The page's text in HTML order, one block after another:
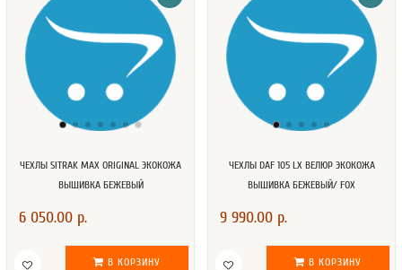
ЧЕХЛЫ SITRAK MAX ORIGINAL ЭКОКОЖА
ВЫШИВКА БЕЖЕВЫЙ
6 050.00 р.
В КОРЗИНУ
ЧЕХЛЫ DAF 105 LX ВЕЛЮР ЭКОКОЖА
ВЫШИВКА БЕЖЕВЫЙ/ FOX
9 990.00 р.
В КОРЗИНУ